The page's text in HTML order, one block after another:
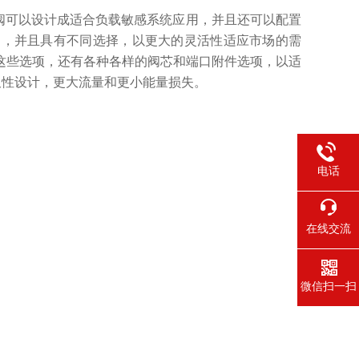
以设计成适合负载敏感系统应用，并且还可以配置
并且具有不同选择，以更大的灵活性适应市场的需
选项，还有各种各样的阀芯和端口附件选项，以适
设计，更大流量和更小能量损失。
电话
在线交流
微信扫一扫